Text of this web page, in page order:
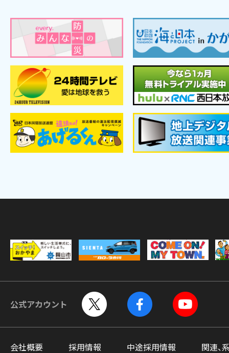
公式アカウント
会社概要 採用情報 中途採用情報 関連、